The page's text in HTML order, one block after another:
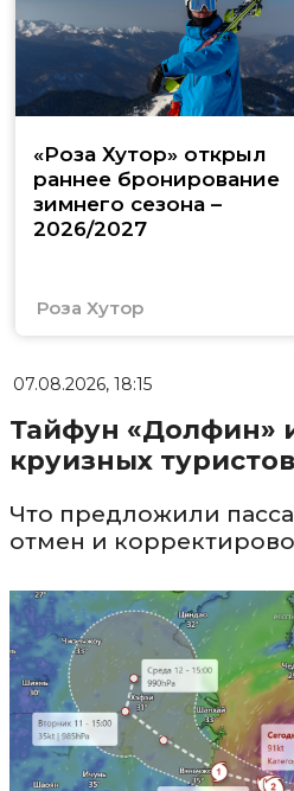
«Роза Хутор» открыл
раннее бронирование
зимнего сезона –
2026/2027
Роза Хутор
07.08.2026, 18:15
Тайфун «Долфин»
круизных
Что предложили
отмен и